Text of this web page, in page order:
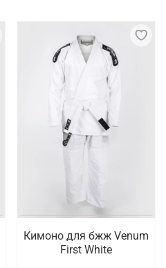
Кимоно для бжж Venum
First White